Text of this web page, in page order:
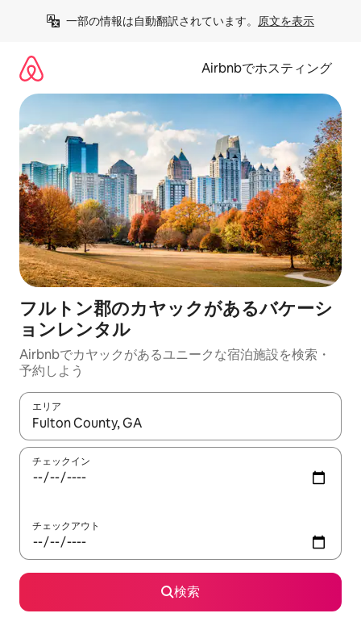
一部の情報は自動翻訳されています。 原文を表示
Airbnbでホスティング
フルトン郡のカヤックがあるバケーシ
ョンレンタル
Airbnbでカヤックがあるユニークな宿泊施設を検索・
予約しよう
エリア
検索結果が表示されたら、上下の矢印キーを使って移動するか
チェックイン
チェックアウト
検索